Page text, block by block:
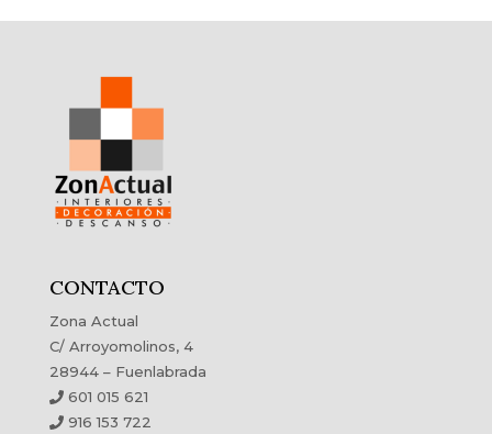
CONTACTO
Zona Actual
C/ Arroyomolinos, 4
28944 – Fuenlabrada
601 015 621
916 153 722